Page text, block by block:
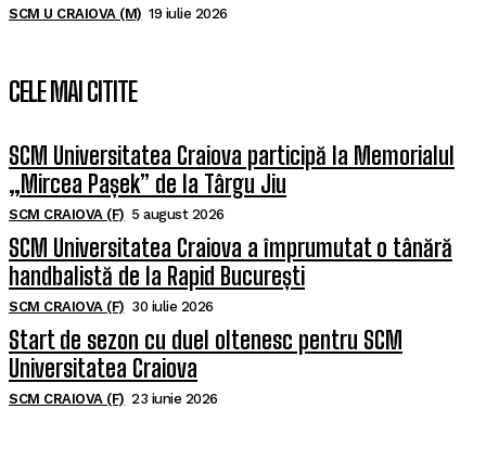
SCM U CRAIOVA (M) 19 iulie 2026
CELE MAI CITITE
SCM Universitatea Craiova participă la Memorialul
„Mircea Pașek” de la Târgu Jiu
SCM CRAIOVA (F) 5 august 2026
SCM Universitatea Craiova a împrumutat o tânără
handbalistă de la Rapid București
SCM CRAIOVA (F) 30 iulie 2026
Start de sezon cu duel oltenesc pentru SCM
Universitatea Craiova
SCM CRAIOVA (F) 23 iunie 2026